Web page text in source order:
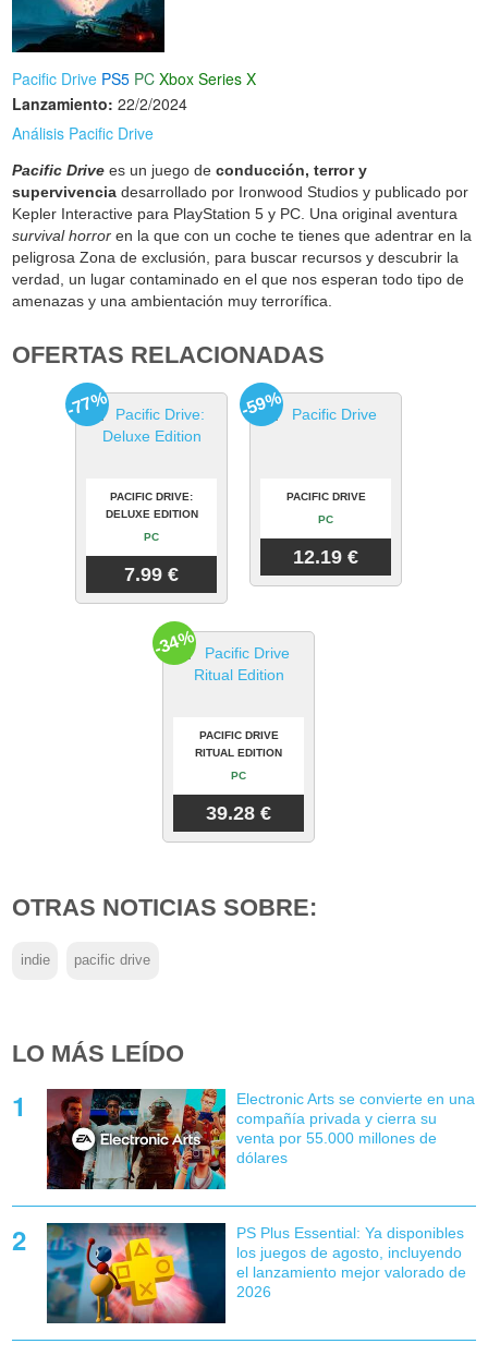
Pacific Drive PS5 PC Xbox Series X
Lanzamiento: 22/2/2024
Análisis Pacific Drive
Pacific Drive es un juego deconducción, terror y
supervivencia desarrollado por Ironwood Studios y publicado por
Kepler Interactive para PlayStation 5 y PC. Una original aventura
survival horror en la que con un coche te tienes que adentrar en la
peligrosa Zona de exclusión, para buscar recursos y descubrir la
verdad, un lugar contaminado en el que nos esperan todo tipo de
amenazas y una ambientación muy terrorífica.
OFERTAS RELACIONADAS
PACIFIC DRIVE:
DELUXE EDITION
PC
7.99 €
-77%
PACIFIC DRIVE
PC
12.19 €
-59%
PACIFIC DRIVE
RITUAL EDITION
PC
39.28 €
-34%
OTRAS NOTICIAS SOBRE:
indie pacific drive
LO MÁS LEÍDO
Electronic Arts se convierte en una
compañía privada y cierra su
venta por 55.000 millones de
dólares
PS Plus Essential: Ya disponibles
los juegos de agosto, incluyendo
el lanzamiento mejor valorado de
2026